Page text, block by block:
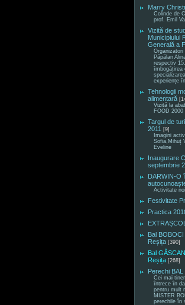
Marry
Colinde de
prof. Emil
Vizită de
Municipiului
Generală a
Păpălan
respectiv
îmbogățirea
experiențe
Tehnologii
alimentară
Vizită la
FOOD 2000
Targul de
2011 [9]
Imagini
Sofia,Mihuț
Eveline
Inaugurare
septembrie
DARWIN-O
Activitate
Festivitate
Practica
Bal
Reșița [390]
Bal
Reșița [268]
Perechi BAL
Cei mai
întrece în
pentru mult
MISTER
perechile în